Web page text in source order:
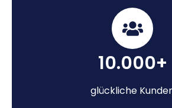
10.000+
glückliche